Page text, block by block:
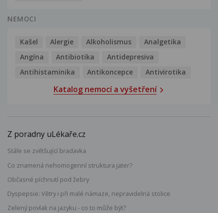
NEMOCI
Kašel Alergie Alkoholismus
Analgetika
Angína
Antibiotika
Antidepresiva
Antihistaminika
Antikoncepce Antivirotika
Katalog nemocí a vyšetření
Z poradny uLékaře.cz
Stále se zvětšující bradavka
Co znamená nehomogenní struktura jater?
Občasné píchnutí pod žebry
Dyspepsie: Větry i při malé námaze, nepravidelná stolice
Zelený povlak na jazyku - co to může být?